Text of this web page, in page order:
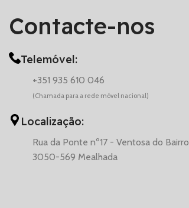
Contacte-nos
Telemóvel:
+351 935 610 046
(Chamada para a rede móvel nacional)
Localização:
Rua da Ponte nº17 - Ventosa do Bairro
3050-569 Mealhada